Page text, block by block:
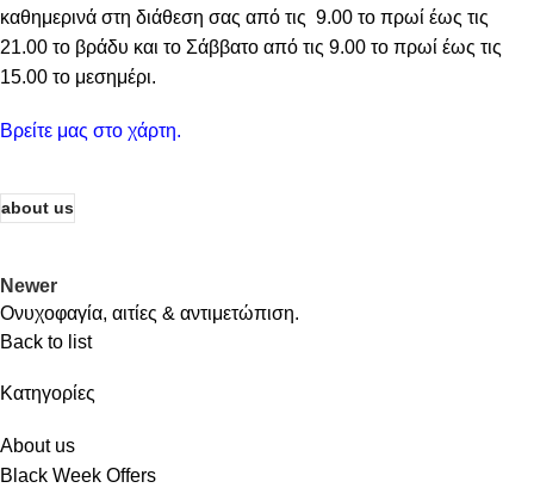
καθημερινά στη διάθεση σας από τις 9.00 το πρωί έως τις
21.00 το βράδυ και το Σάββατο από τις 9.00 το πρωί έως τις
15.00 το μεσημέρι.
Βρείτε μας στο χάρτη.
about us
Newer
Ονυχοφαγία, αιτίες & αντιμετώπιση.
Back to list
Kατηγορίες
About us
Black Week Offers